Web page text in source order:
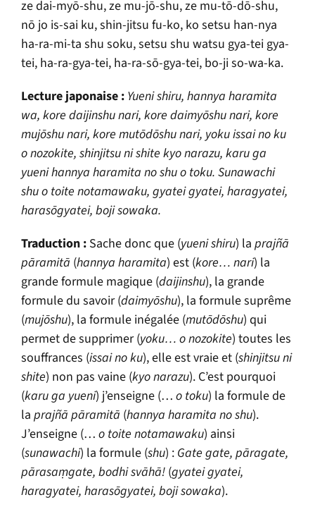
ze dai-myō-shu, ze mu-jō-shu, ze mu-tō-dō-shu,
nō jo is-sai ku, shin-jitsu fu-ko, ko setsu han-nya
ha-ra-mi-ta shu soku, setsu shu watsu gya-tei gya-
tei, ha-ra-gya-tei, ha-ra-sō-gya-tei, bo-ji so-wa-ka.
Lecture japonaise : Yueni shiru, hannya haramita
wa, kore daijinshu nari, kore daimyōshu nari, kore
mujōshu nari, kore mutōdōshu nari, yoku issai no ku
o nozokite, shinjitsu ni shite kyo narazu, karu ga
yueni hannya haramita no shu o toku. Sunawachi
shu o toite notamawaku, gyatei gyatei, haragyatei,
harasōgyatei, boji sowaka.
Traduction : Sache donc que (yueni shiru) la prajñā
pāramitā (hannya haramita) est (kore… nari) la
grande formule magique (daijinshu), la grande
formule du savoir (daimyōshu), la formule suprême
(mujōshu), la formule inégalée (mutōdōshu) qui
permet de supprimer (yoku… o nozokite) toutes les
souffrances (issai no ku), elle est vraie et (shinjitsu ni
shite) non pas vaine (kyo narazu). C’est pourquoi
(karu ga yueni) j’enseigne (… o toku) la formule de
la prajñā pāramitā (hannya haramita no shu).
J’enseigne (… o toite notamawaku) ainsi
(sunawachi) la formule (shu) : Gate gate, pāragate,
pārasaṃgate, bodhi svāhā! (gyatei gyatei,
haragyatei, harasōgyatei, boji sowaka).